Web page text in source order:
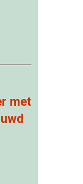
met